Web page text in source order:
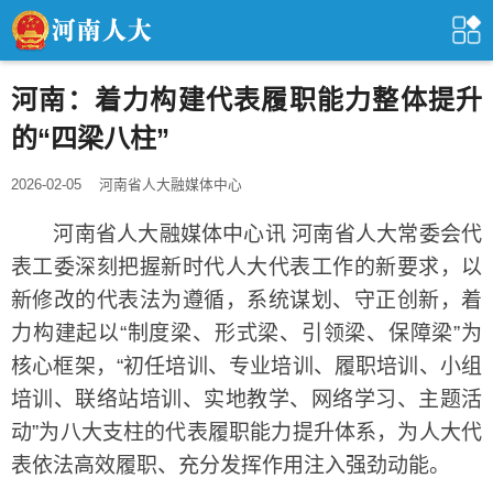
河南：着力构建代表履职能力整体提升
的“四梁八柱”
2026-02-05 河南省人大融媒体中心
河南省人大融媒体中心讯 河南省人大常委会代
表工委深刻把握新时代人大代表工作的新要求，以
新修改的代表法为遵循，系统谋划、守正创新，着
力构建起以“制度梁、形式梁、引领梁、保障梁”为
核心框架，“初任培训、专业培训、履职培训、小组
培训、联络站培训、实地教学、网络学习、主题活
动”为八大支柱的代表履职能力提升体系，为人大代
表依法高效履职、充分发挥作用注入强劲动能。